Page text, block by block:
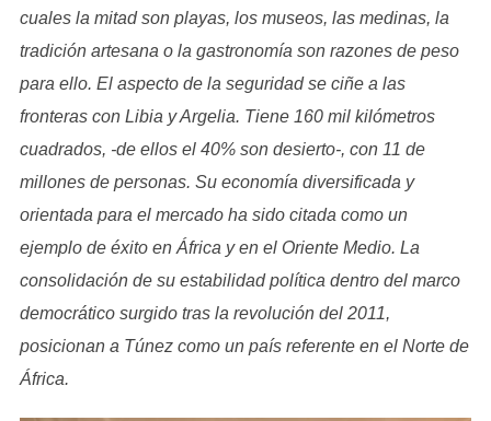
cuales la mitad son playas, los museos, las medinas, la
tradición artesana o la gastronomía son razones de peso
para ello. El aspecto de la seguridad se ciñe a las
fronteras con Libia y Argelia. Tiene 160 mil kilómetros
cuadrados, -de ellos el 40% son desierto-, con 11 de
millones de personas. Su economía diversificada y
orientada para el mercado ha sido citada como un
ejemplo de éxito en África y en el Oriente Medio. La
consolidación de su estabilidad política dentro del marco
democrático surgido tras la revolución del 2011,
posicionan a Túnez como un país referente en el Norte de
África.